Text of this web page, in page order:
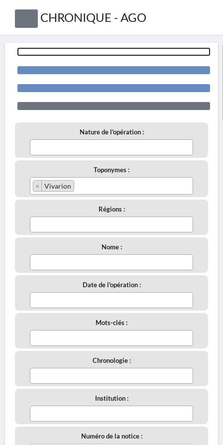
CHRONIQUE - AGO
Nature de l'opération :
Toponymes :
× Vivarion
Régions :
Nome :
Date de l'opération :
Mots-clés :
Chronologie :
Institution :
Numéro de la notice :